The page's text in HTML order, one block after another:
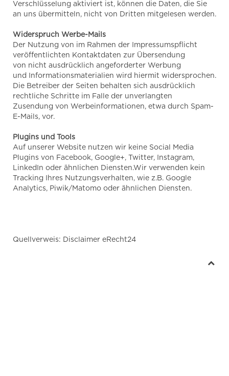
Verschlüsselung aktiviert ist, können die Daten, die Sie
an uns übermitteln, nicht von Dritten mitgelesen werden.
Widerspruch Werbe-Mails
Der Nutzung von im Rahmen der Impressumspflicht
veröffentlichten Kontaktdaten zur Übersendung
von nicht ausdrücklich angeforderter Werbung
und Informationsmaterialien wird hiermit widersprochen.
Die Betreiber der Seiten behalten sich ausdrücklich
rechtliche Schritte im Falle der unverlangten
Zusendung von Werbeinformationen, etwa durch Spam-
E-Mails, vor.
Plugins und Tools
Auf unserer Website nutzen wir keine Social Media
Plugins von Facebook, Google+, Twitter, Instagram,
LinkedIn oder ähnlichen Diensten.Wir verwenden kein
Tracking Ihres Nutzungsverhalten, wie z.B. Google
Analytics, Piwik/Matomo oder ähnlichen Diensten.
Quellverweis: Disclaimer eRecht24